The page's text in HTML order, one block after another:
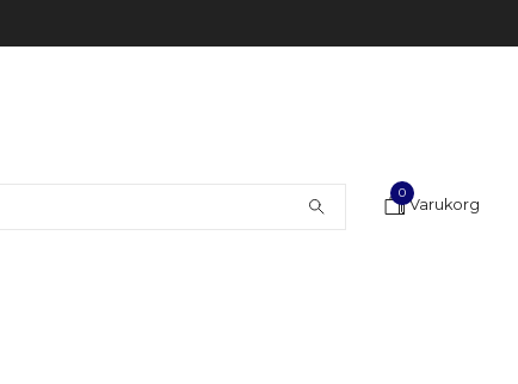
0
Varukorg